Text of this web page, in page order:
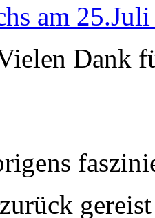
am
Dank